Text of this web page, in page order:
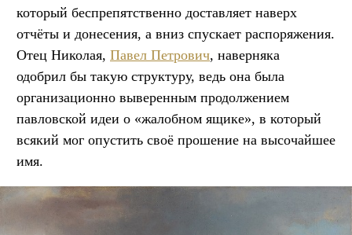
который беспрепятственно доставляет наверх
отчёты и донесения, а вниз спускает распоряжения.
Отец Николая, Павел Петрович, наверняка
одобрил бы такую структуру, ведь она была
организационно выверенным продолжением
павловской идеи о «жалобном ящике», в который
всякий мог опустить своё прошение на высочайшее
имя.